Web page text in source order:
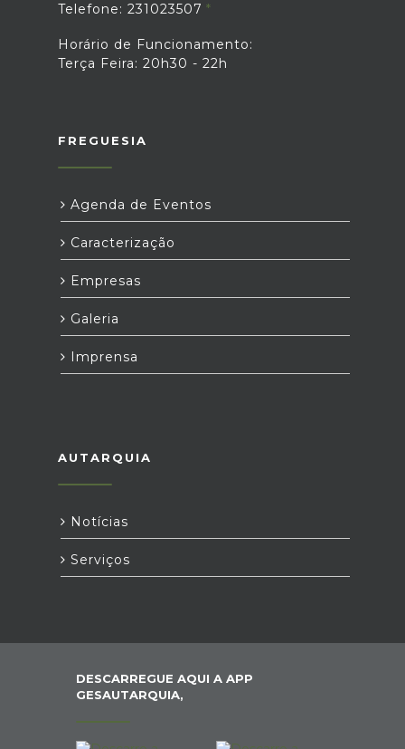
Telefone: 231023507
Horário de Funcionamento:
Terça Feira: 20h30 - 22h
FREGUESIA
Agenda de Eventos
Caracterização
Empresas
Galeria
Imprensa
AUTARQUIA
Notícias
Serviços
DESCARREGUE AQUI A APP
GESAUTARQUIA,